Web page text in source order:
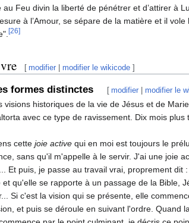
au Feu divin la liberté de pénétrer et d’attirer à
à l’Amour, se sépare de la matière et il vole
[26]
[ modifier |modifier le wikicode ]
formes distinctes [ modifier |modifier le
visions historiques de la vie de Jésus et de
avec ce type de ravissement. Dix mois plus
cette joie active qui en moi est toujours le
sans qu'il m'appelle à le servir. J'ai une joie
Et puis, je passe au travail vrai, proprement
et qu'elle se rapporte à un passage de la Bible,
Si c'est la vision qui se présente, elle
et puis se déroule en suivant l'ordre. Quand